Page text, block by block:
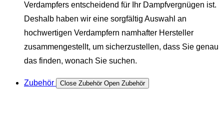
Verdampfers entscheidend für Ihr Dampfvergnügen ist.
Deshalb haben wir eine sorgfältig Auswahl an
hochwertigen Verdampfern namhafter Hersteller
zusammengestellt, um sicherzustellen, dass Sie genau
das finden, wonach Sie suchen.
Zubehör Close Zubehör Open Zubehör